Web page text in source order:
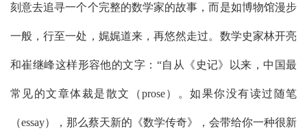
刻意去追寻一个个完整的数学家的故事，而是如博物馆漫步
一般，行至一处，娓娓道来，再悠然走过。数学史家林开亮
和崔继峰这样形容他的文字：“自从《史记》以来，中国最
常见的文章体裁是散文（prose）。如果你没有读过随笔
（essay），那么蔡天新的《数学传奇》，会带给你一种很新